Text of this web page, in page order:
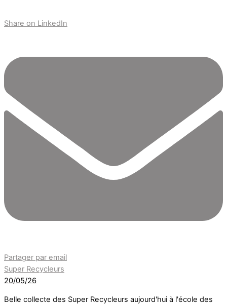
Share on LinkedIn
Partager par email
Super Recycleurs
20/05/26
Belle collecte des Super Recycleurs aujourd'hui à l'école des